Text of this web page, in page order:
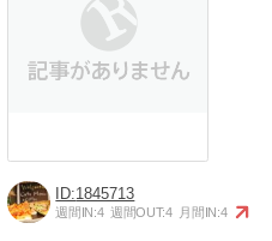
1845713
週間IN:4 週間OUT:4 月間IN:4